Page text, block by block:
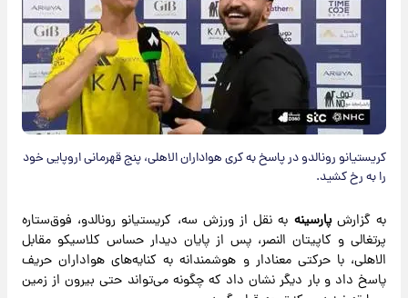
کریستیانو رونالدو در پاسخ به کری هواداران الاهلی، پنج قهرمانی اروپایی خود
را به رخ کشید.
به گزارشپارسینه به نقل از ورزش سه، کریستیانو رونالدو، فوق‌ستاره
پرتغالی و کاپیتان النصر، پس از پایان دیدار حساس کلاسیکو مقابل
الاهلی، با حرکتی معنادار و هوشمندانه به کنایه‌های هواداران حریف
پاسخ داد و بار دیگر نشان داد که چگونه می‌تواند حتی بیرون از زمین